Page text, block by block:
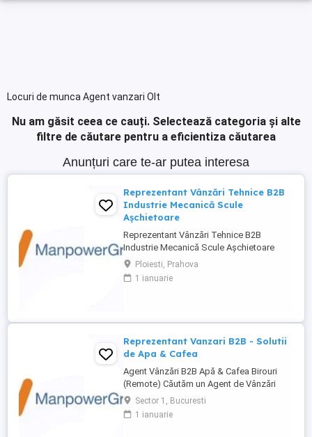
Locuri de munca Agent vanzari Olt
Nu am găsit ceea ce cauți. Selectează categoria și alte
filtre de căutare pentru a eficientiza căutarea
Anunțuri care te-ar putea interesa
Reprezentant Vânzări Tehnice B2B
Industrie Mecanică Scule
Așchietoare
Reprezentant Vânzări Tehnice B2B
Industrie Mecanică Scule Așchietoare
Companie specializată în importul și
distribuția de scule așchietoare și
echipamente industriale din Europa,
Reprezentanți de Vânzări Tehnice pentru
Ploiesti, Prahova
1 ianuarie
Reprezentant Vanzari B2B - Solutii
de Apa & Cafea
Agent Vânzări B2B Apă & Cafea Birouri
(Remote) Căutăm un Agent de Vânzări
B2B motivat, orientat spre rezultate, pentru
promovarea soluțiilor de apă și cafea
dedicate mediului office. Zonă
Sector 1, Bucuresti
1 ianuarie